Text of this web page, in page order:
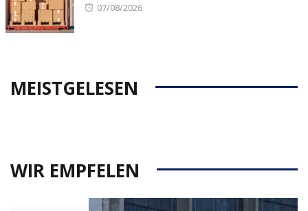
Posted
07/08/2026
MEISTGELESEN
WIR EMPFELEN